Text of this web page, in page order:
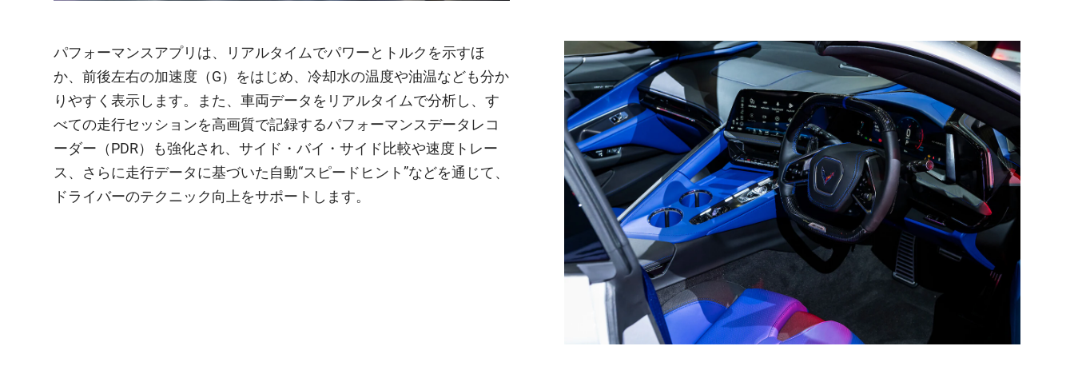
パフォーマンスアプリは、リアルタイムでパワーとトルクを示すほ
か、前後左右の加速度（G）をはじめ、冷却水の温度や油温なども分か
りやすく表示します。また、車両データをリアルタイムで分析し、す
べての走行セッションを高画質で記録するパフォーマンスデータレコ
ーダー（PDR）も強化され、サイド・バイ・サイド比較や速度トレー
ス、さらに走行データに基づいた自動“スピードヒント”などを通じて、
ドライバーのテクニック向上をサポートします。